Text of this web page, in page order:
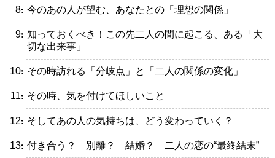
・今のあの人が望む、あなたとの「理想の関係」
・知っておくべき！この先二人の間に起こる、ある「大
切な出来事」
・その時訪れる「分岐点」と「二人の関係の変化」
・その時、気を付けてほしいこと
・そしてあの人の気持ちは、どう変わっていく？
・付き合う？ 別離？ 結婚？ 二人の恋の“最終結末”